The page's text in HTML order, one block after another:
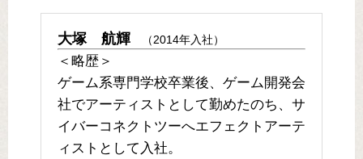
大塚 航輝 （2014年入社）
＜略歴＞
ゲーム系専門学校卒業後、ゲーム開発会
社でアーティストとして勤めたのち、サ
イバーコネクトツーへエフェクトアーテ
ィストとして入社。